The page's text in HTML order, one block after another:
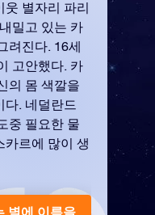
웃 별자리 파리
밀고 있는 카
려진다. 16세
고안했다. 카
의 몸 색깔을
다. 네덜란드
중 필요한 물
카르에 많이 생
별에 이름을